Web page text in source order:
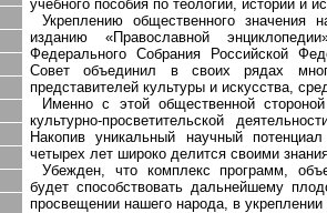
учебного пособия по теологии, истории и
Укреплению общественного значения
изданию «Православной
Федерального Собрания Российской
Совет объединил в своих рядах
представителей культуры и искусства,
Именно с этой общественной
культурно-просветительской
Накопив уникальный научный
четырех лет широко делится своими
Убежден, что комплекс программ,
будет способствовать дальнейшему
просвещении нашего народа, в